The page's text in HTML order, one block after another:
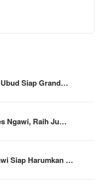
Siap Grand…
Ngawi, Raih Ju…
Siap Harumkan …